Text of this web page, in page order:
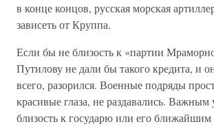
в конце концов, русская морская
зависеть от Круппа.
Если бы не близость к «партии
Путилову не дали бы такого кредита, и
всего, разорился. Военные подряды
красивые глаза, не раздавались.
близость к государю или его ближайшим